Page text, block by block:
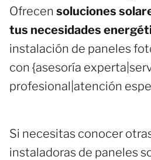
Ofrecen soluciones
tus necesidades
instalación de paneles
con {asesoría
profesional|atención
Si necesitas conocer
instaladoras de paneles